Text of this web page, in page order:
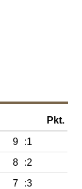
Pkt.
9
:1
8
:2
7
:3